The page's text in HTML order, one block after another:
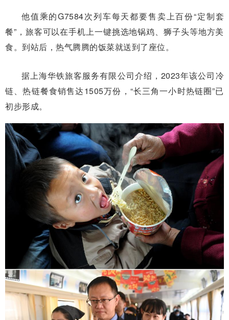
他值乘的G7584次列车每天都要售卖上百份“定制套
餐”，旅客可以在手机上一键挑选地锅鸡、狮子头等地方美
食。到站后，热气腾腾的饭菜就送到了座位。
据上海华铁旅客服务有限公司介绍，2023年该公司冷
链、热链餐食销售达1505万份，“长三角一小时热链圈”已
初步形成。